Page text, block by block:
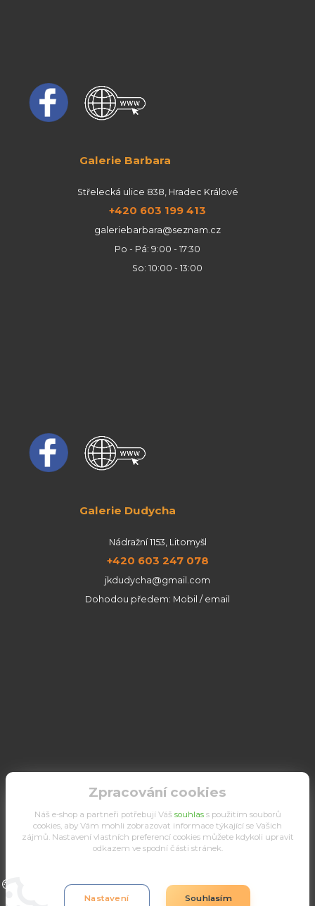
Galerie Barbara
Střelecká ulice 838, Hradec Králové
+420 603 199 413
galeriebarbara@seznam.cz
Po - Pá: 9:00 - 17:30
So: 10:00 - 13:00
Galerie Dudycha
Nádražní 1153, Litomyšl
+420 603 247 078
jkdudycha@gmail.com
Dohodou předem: Mobil / email
Upravit sběr cookies.
Zpracování cookies
Náš e-shop a partneři potřebují Váš souhlass použitím souborů
cookies, aby Vám mohli zobrazovat informace týkající se Vašich
zájmů. Nastavení vlastních preferencí cookies můžete kdykoli upravit
odkazem ve spodní části stránek.
Nastavení Souhlasím